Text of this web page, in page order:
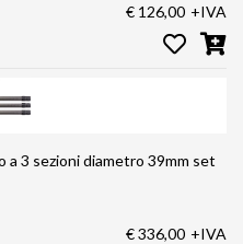
€ 126,00 +IVA
a 3 sezioni diametro 39mm set
€ 336,00 +IVA